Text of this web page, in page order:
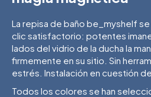
La repisa de baño be_myshelf se
clic satisfactorio: potentes
lados del vidrio de la ducha la
firmemente en su sitio. Sin
estrés. Instalación en cuestión
Todos los colores se han